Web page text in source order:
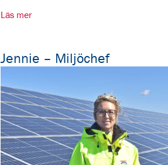
Läs mer
Jennie – Miljöchef